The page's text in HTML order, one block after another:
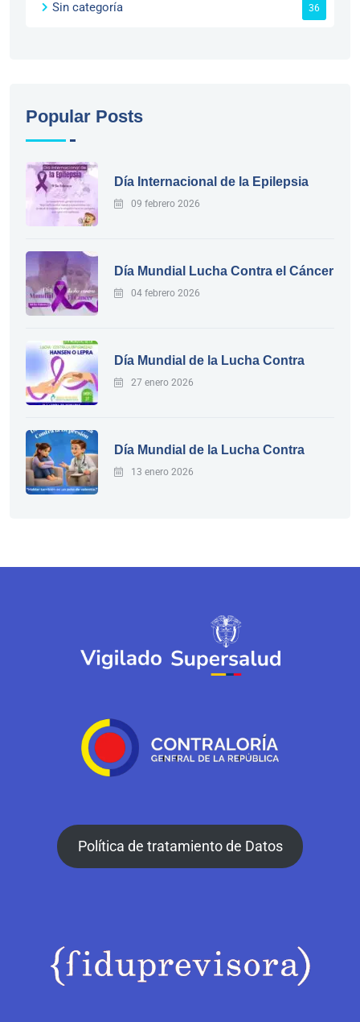
Sin categoría 36
Popular Posts
Día Internacional de la Epilepsia
09 febrero 2026
Día Mundial Lucha Contra el Cáncer
04 febrero 2026
Día Mundial de la Lucha Contra
27 enero 2026
Día Mundial de la Lucha Contra
13 enero 2026
Política de tratamiento de Datos